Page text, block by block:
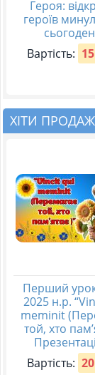
Героя:
героїв
Вартість:
ХІТИ
Перший
2025 н.р.
meminit
той, хто
Вартість: